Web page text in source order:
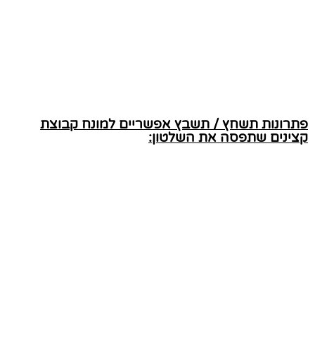
פתרונות תשחץ / תשבץ אפשריים למונח קבוצת
קצינים שתפסה את השלטון: